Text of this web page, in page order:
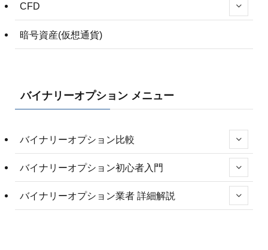
CFD
暗号資産(仮想通貨)
バイナリーオプション メニュー
バイナリーオプション比較
バイナリーオプション初心者入門
バイナリーオプション業者 詳細解説